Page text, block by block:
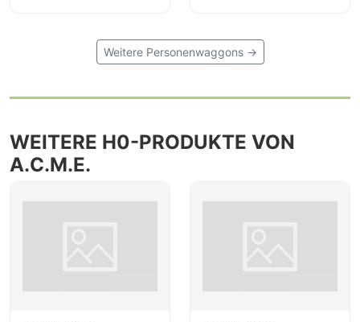
Weitere Personenwaggons →
WEITERE H0-PRODUKTE VON
A.C.M.E.